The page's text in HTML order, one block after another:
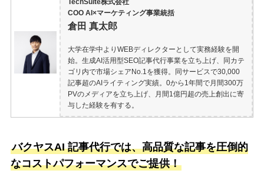
TechSuite株式会社
COO AI×マーケティング事業統括
倉田 真太郎
大学在学中よりWEBディレクターとして実務経験を開
始。生成AI活用型SEO記事代行事業を立ち上げ、同カテ
ゴリ内で市場シェアNo.1を獲得。同サービスで30,000
記事超のAIライティング実績。0から1年間で月間300万
PVのメディアを立ち上げ、月間1億円超の売上創出に寄
与した経験を有する。
バクヤスAI 記事代行では、高品質な記事を圧倒的
なコストパフォーマンスでご提供！